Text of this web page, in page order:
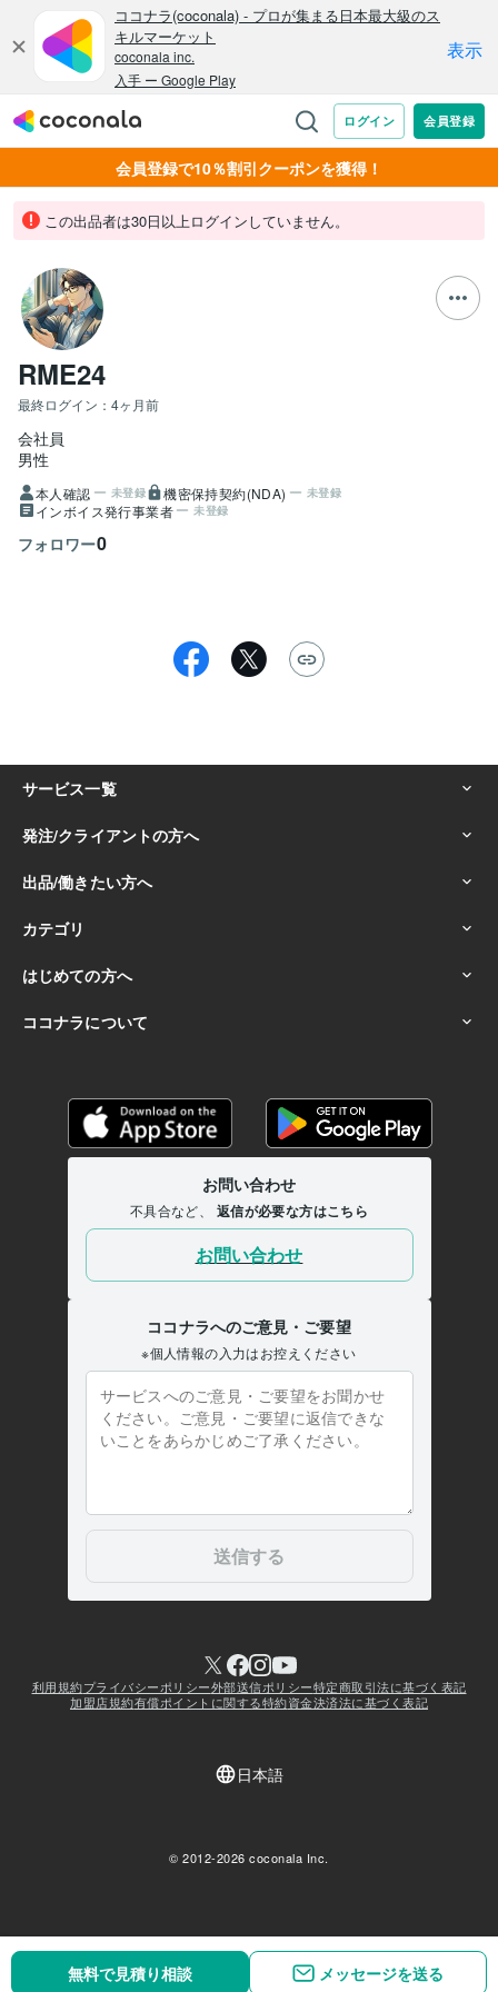
会員登録で10％割引クーポンを獲得！
この出品者は30日以上ログインしていません。
RME24
最終ログイン： 4ヶ月前
会社員
男性
本人確認 未登録 機密保持契約(NDA) 未登録
インボイス発行事業者 未登録
フォロワー0
無料で見積り相談 メッセージを送る
無料で見積り相談 メッセージを送る